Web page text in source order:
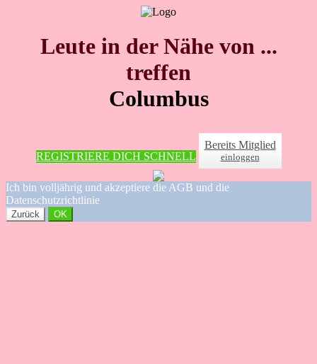
Leute in der Nähe von ...
treffen
Columbus
REGISTRIERE DICH SCHNELL
Bereits Mitglied
einloggen
Ich bin volljährig und akzeptiere die AGB und die
Datenschutzrichtlinie
Zurück OK